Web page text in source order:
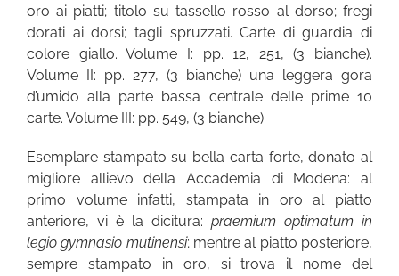
oro ai piatti; titolo su tassello rosso al dorso; fregi
dorati ai dorsi; tagli spruzzati. Carte di guardia di
colore giallo. Volume I: pp. 12, 251, (3 bianche).
Volume II: pp. 277, (3 bianche) una leggera gora
d’umido alla parte bassa centrale delle prime 10
carte. Volume III: pp. 549, (3 bianche).
Esemplare stampato su bella carta forte, donato al
migliore allievo della Accademia di Modena: al
primo volume infatti, stampata in oro al piatto
anteriore, vi è la dicitura: praemium optimatum in
legio gymnasio mutinensi; mentre al piatto posteriore,
sempre stampato in oro, si trova il nome del